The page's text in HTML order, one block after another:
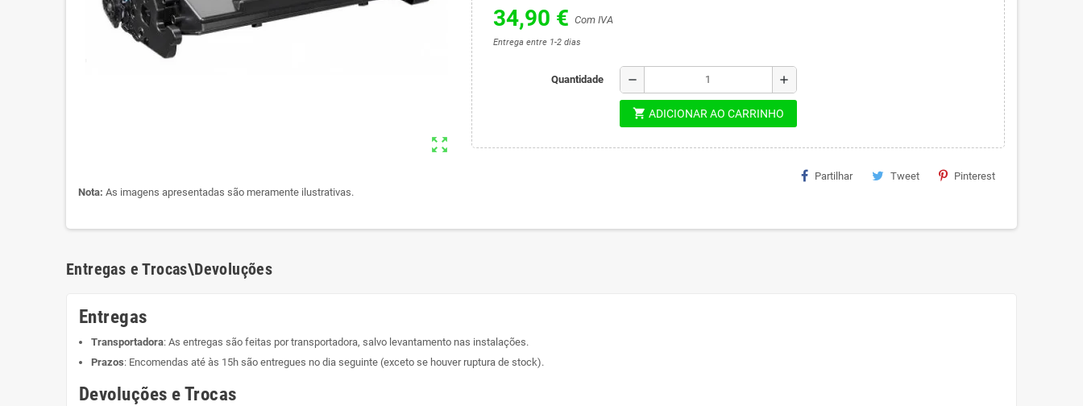
zoom_out_map
Nota: As imagens apresentadas são meramente ilustrativas.
34,90 € Com IVA
Entrega entre 1-2 dias
Quantidade remove add
shopping_cart ADICIONAR AO CARRINHO
Partilhar Tweet Pinterest
Entregas e Trocas\Devoluções
Entregas
Transportadora: As entregas são feitas por transportadora, salvo levantamento nas instalações.
Prazos: Encomendas até às 15h são entregues no dia seguinte (exceto se houver ruptura de stock).
Devoluções e Trocas